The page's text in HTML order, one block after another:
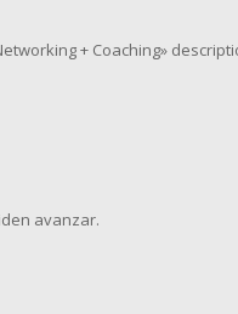
+ Coaching»
avanzar.